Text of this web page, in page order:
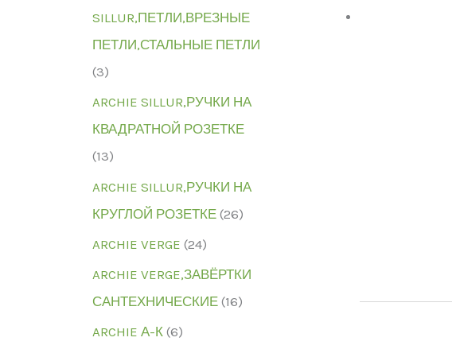
SILLUR,ПЕТЛИ,ВРЕЗНЫЕ
ПЕТЛИ,СТАЛЬНЫЕ ПЕТЛИ
(3)
ARCHIE SILLUR,РУЧКИ НА
КВАДРАТНОЙ РОЗЕТКЕ
(13)
ARCHIE SILLUR,РУЧКИ НА
КРУГЛОЙ РОЗЕТКЕ (26)
ARCHIE VERGE (24)
ARCHIE VERGE,ЗАВЁРТКИ
САНТЕХНИЧЕСКИЕ (16)
ARCHIE А-К (6)